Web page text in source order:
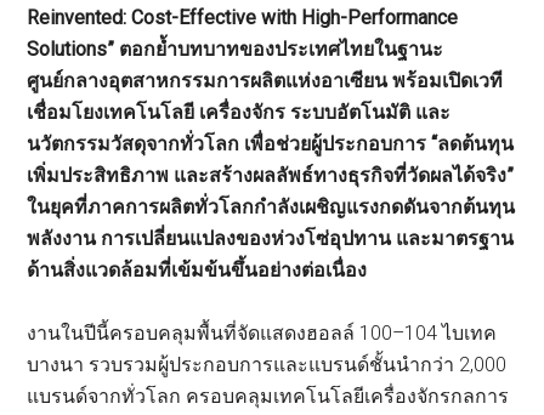
Reinvented: Cost-Effective with High-Performance
Solutions” ตอกย้ำบทบาทของประเทศไทยในฐานะ
ศูนย์กลางอุตสาหกรรมการผลิตแห่งอาเซียน พร้อมเปิดเวที
เชื่อมโยงเทคโนโลยี เครื่องจักร ระบบอัตโนมัติ และ
นวัตกรรมวัสดุจากทั่วโลก เพื่อช่วยผู้ประกอบการ “ลดต้นทุน
เพิ่มประสิทธิภาพ และสร้างผลลัพธ์ทางธุรกิจที่วัดผลได้จริง”
ในยุคที่ภาคการผลิตทั่วโลกกำลังเผชิญแรงกดดันจากต้นทุน
พลังงาน การเปลี่ยนแปลงของห่วงโซ่อุปทาน และมาตรฐาน
ด้านสิ่งแวดล้อมที่เข้มข้นขึ้นอย่างต่อเนื่อง
งานในปีนี้ครอบคลุมพื้นที่จัดแสดงฮอลล์ 100–104 ไบเทค
บางนา รวบรวมผู้ประกอบการและแบรนด์ชั้นนำกว่า 2,000
แบรนด์จากทั่วโลก ครอบคลุมเทคโนโลยีเครื่องจักรกลการ